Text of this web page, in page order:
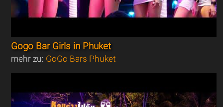
Gogo Bar Girls in Phuket
mehr zu: GoGo Bars Phuket